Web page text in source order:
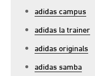
adidas campus
adidas la trainer
adidas originals
adidas samba